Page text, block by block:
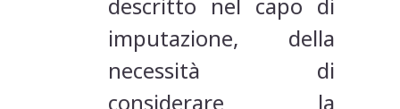
imputazione, della
necessità di
considerare la